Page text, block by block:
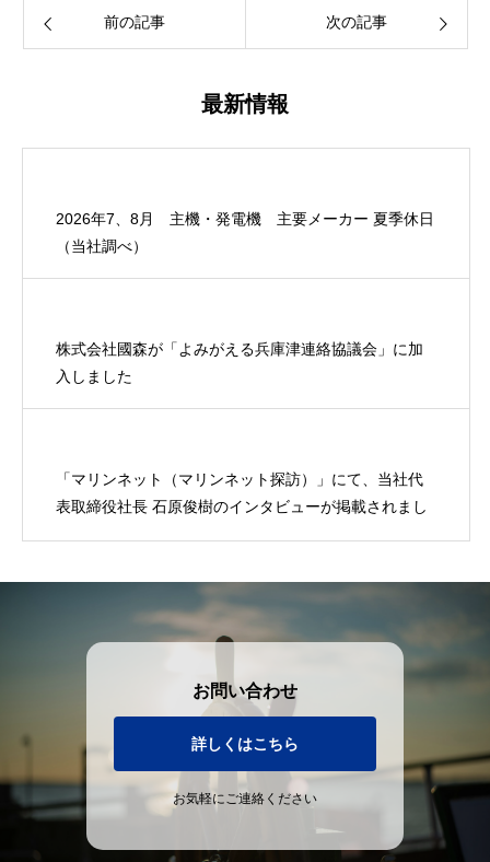
前の記事 次の記事
最新情報
2026年7、8月 主機・発電機 主要メーカー 夏季休日
（当社調べ）
株式会社國森が「よみがえる兵庫津連絡協議会」に加
入しました
「マリンネット（マリンネット探訪）」にて、当社代
表取締役社長 石原俊樹のインタビューが掲載されまし
お問い合わせ
詳しくはこちら
お気軽にご連絡ください